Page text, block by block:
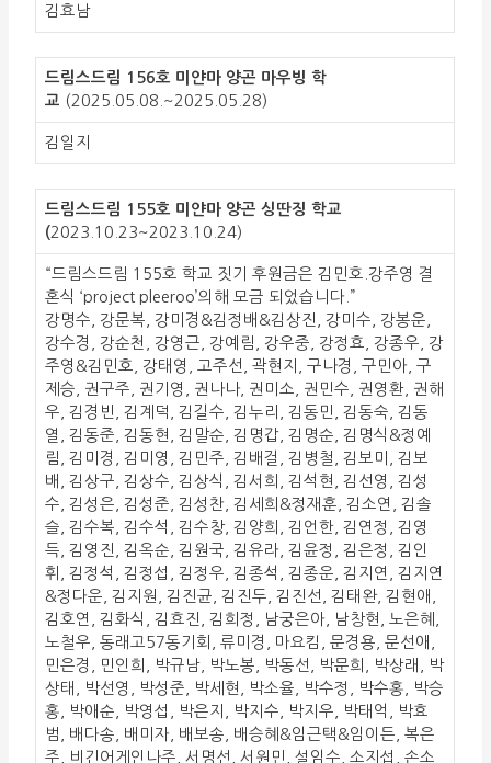
김효남
드림스드림 156호 미얀마 양곤 마우빙 학
교 (2025.05.08.~2025.05.28)
김일지
드림스드림 155호 미얀마 양곤 싱딴징 학교
(2023.10.23~2023.10.24)
“드림스드림 155호 학교 짓기 후원금은 김민호.강주영 결
혼식 ‘project pleeroo’의해 모금 되었습니다.”
강명수, 강문복, 강미경&김정배&김상진, 강미수, 강봉운,
강수경, 강순천, 강영근, 강예림, 강우중, 강정효, 강종우, 강
주영&김민호, 강태영, 고주선, 곽현지, 구나경, 구민아, 구
제승, 권구주, 권기영, 권나나, 권미소, 권민수, 권영환, 권해
우, 김경빈, 김계덕, 김길수, 김누리, 김동민, 김동숙, 김동
열, 김동준, 김동현, 김말순, 김명갑, 김명순, 김명식&정예
림, 김미경, 김미영, 김민주, 김배걸, 김병철, 김보미, 김보
배, 김상구, 김상수, 김상식, 김서희, 김석현, 김선영, 김성
수, 김성은, 김성준, 김성찬, 김세희&정재훈, 김소연, 김솔
슬, 김수복, 김수석, 김수창, 김양희, 김언한, 김연정, 김영
득, 김영진, 김옥순, 김원국, 김유라, 김윤정, 김은정, 김인
휘, 김정석, 김정섭, 김정우, 김종석, 김종운, 김지연, 김지연
&정다운, 김지원, 김진균, 김진두, 김진선, 김태완, 김현애,
김호연, 김화식, 김효진, 김희정, 남궁은아, 남창현, 노은혜,
노철우, 동래고57동기회, 류미경, 마요킴, 문경용, 문선애,
민은경, 민인희, 박규남, 박노봉, 박동선, 박문희, 박상래, 박
상태, 박선영, 박성준, 박세현, 박소율, 박수정, 박수홍, 박승
홍, 박애순, 박영섭, 박은지, 박지수, 박지우, 박태억, 박효
범, 배다송, 배미자, 배보송, 배승혜&임근택&임이든, 복은
주, 비긴어게인나주, 서명선, 서원민, 설임수, 소지섭, 손소